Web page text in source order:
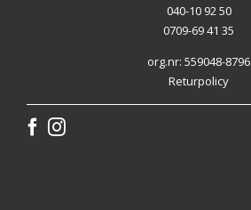
040-10 92 50
0709-69 41 35
org.nr: 559048-8796
Returpolicy